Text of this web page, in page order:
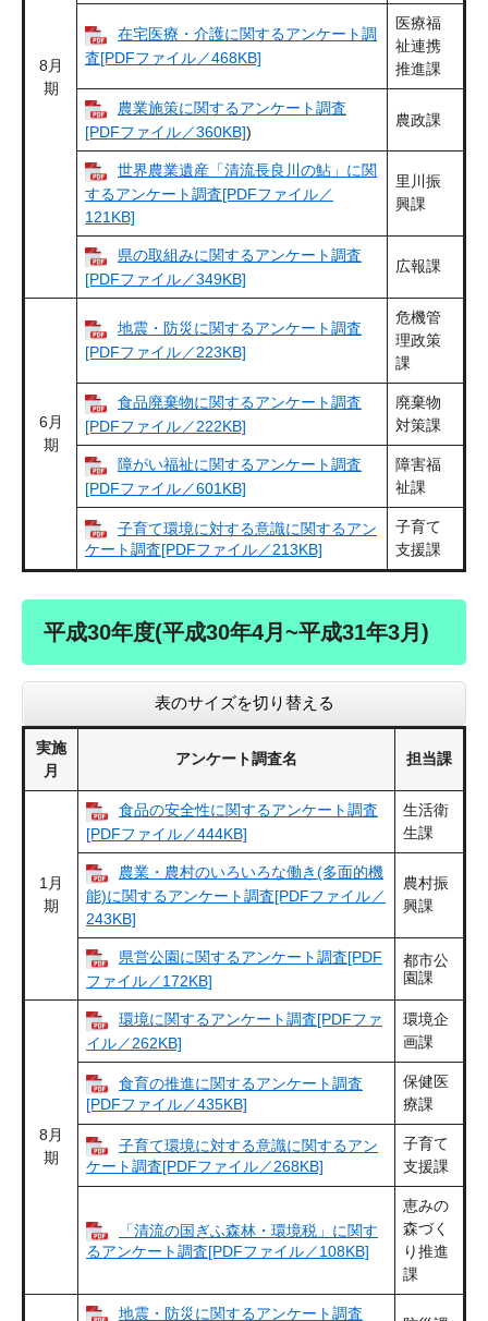
8月
期
在宅医療・介護に関するアンケート調
査[PDFファイル／468KB]
医療福
祉連携
推進課
農業施策に関するアンケート調査
[PDFファイル／360KB])
農政課
世界農業遺産「清流長良川の鮎」に関
するアンケート調査[PDFファイル／
121KB]
里川振
興課
県の取組みに関するアンケート調査
[PDFファイル／349KB]
広報課
6月
期
地震・防災に関するアンケート調査
[PDFファイル／223KB]
危機管
理政策
課
食品廃棄物に関するアンケート調査
[PDFファイル／222KB]
廃棄物
対策課
障がい福祉に関するアンケート調査
[PDFファイル／601KB]
障害福
祉課
子育て環境に対する意識に関するアン
ケート調査[PDFファイル／213KB]
子育て
支援課
平成30年度(平成30年4月~平成31年3月)
表のサイズを切り替える
実施
月
アンケート調査名 担当課
1月
期
食品の安全性に関するアンケート調査
[PDFファイル／444KB]
生活衛
生課
農業・農村のいろいろな働き(多面的機
能)に関するアンケート調査[PDFファイル／
243KB]
農村振
興課
県営公園に関するアンケート調査[PDF
ファイル／172KB]
都市公
園課
8月
期
環境に関するアンケート調査[PDFファ
イル／262KB]
環境企
画課
食育の推進に関するアンケート調査
[PDFファイル／435KB]
保健医
療課
子育て環境に対する意識に関するアン
ケート調査[PDFファイル／268KB]
子育て
支援課
「清流の国ぎふ森林・環境税」に関す
るアンケート調査[PDFファイル／108KB]
恵みの
森づく
り推進
課
地震・防災に関するアンケート調査